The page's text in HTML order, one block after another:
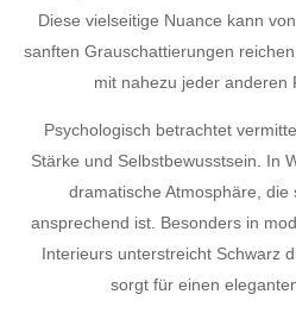
Diese vielseitige Nuance kann
sanften Grauschattierungen
mit nahezu jeder anderen
Psychologisch betrachtet
Stärke und Selbstbewusstsein. In
dramatische Atmosphäre, die
ansprechend ist. Besonders in
Interieurs unterstreicht Schwarz
sorgt für einen